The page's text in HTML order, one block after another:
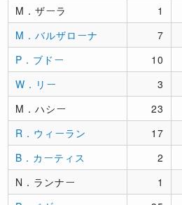
M．ザーラ
1
M．バルザローナ
7
P．ブドー
10
W．リー
3
M．ハシー
23
R．ウィーラン
17
B．カーティス
2
N．ランナー
1